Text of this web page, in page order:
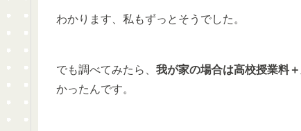
わかります、私もずっとそうでした。
でも調べてみたら、 我が家の場合は高校授業料
かったんです。